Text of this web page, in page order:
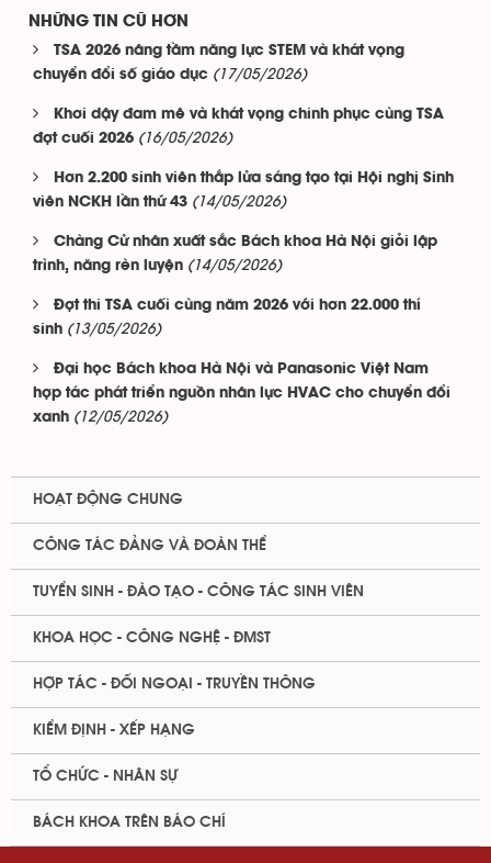
NHỮNG TIN CŨ HƠN
TSA 2026 nâng tầm năng lực STEM và khát vọng
chuyển đổi số giáo dục (17/05/2026)
Khơi dậy đam mê và khát vọng chinh phục cùng TSA
đợt cuối 2026 (16/05/2026)
Hơn 2.200 sinh viên thắp lửa sáng tạo tại Hội nghị Sinh
viên NCKH lần thứ 43 (14/05/2026)
Chàng Cử nhân xuất sắc Bách khoa Hà Nội giỏi lập
trình, năng rèn luyện (14/05/2026)
Đợt thi TSA cuối cùng năm 2026 với hơn 22.000 thí
sinh (13/05/2026)
Đại học Bách khoa Hà Nội và Panasonic Việt Nam
hợp tác phát triển nguồn nhân lực HVAC cho chuyển đổi
xanh (12/05/2026)
HOẠT ĐỘNG CHUNG
CÔNG TÁC ĐẢNG VÀ ĐOÀN THỂ
TUYỂN SINH - ĐÀO TẠO - CÔNG TÁC SINH VIÊN
KHOA HỌC - CÔNG NGHỆ - ĐMST
HỢP TÁC - ĐỐI NGOẠI - TRUYỀN THÔNG
KIỂM ĐỊNH - XẾP HẠNG
TỔ CHỨC - NHÂN SỰ
BÁCH KHOA TRÊN BÁO CHÍ